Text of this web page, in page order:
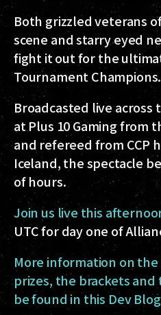
Both grizzled veterans
scene and starry eyed
fight it out for the
Tournament Champions.
Broadcasted live
at Plus 10 Gaming from
and refereed from CCP
Iceland, the spectacle
of hours.
Join us live this
UTC for day one of
More information on
prizes, the brackets
be found in this Dev